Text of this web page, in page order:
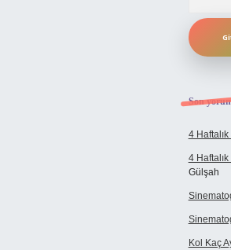
Son
4
4
Gülşah
Kol Kaç